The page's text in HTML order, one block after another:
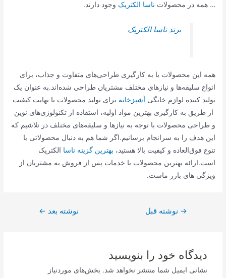
… همه در محصولاتناسا الکتریک وجود دارند.
برند ناسا الکتریک
همه این محصولات با به کارگیری طراحی‌های متفاوت و جذاب، برای
انواع سلیقه‌ها و نیازهای مختلف مشتریان طراحی شده‌اند.به عنوان یک
تولید کننده لوازم خانگیآشپزخانهبرای تولید محصولات با نهایت کیفیت
از طریق به کارگیری بهترین مواد اولیه، استفاده از تکنولوژی‌های نوین
و طراحی محصولات با توجه به نیازها و سلیقه‌های مختلف در تلاشیم که
این هدف را به سرانجام برسانیم.اگر شما هم به دنبال محصولاتی با
تنوع فوق‌العاده و کیفیت بالا هستید،بهترین گزینه ناساالکتریک
است.ارائه بهترین محصولات با خدمات پس از فروش به مشتریان از
ویژگی های بارز ماست.
نوشته قبل نوشته بعد←
دیدگاه‌ خود را بنویسید
نشانی ایمیل شما منتشر نخواهد شد. بخش‌های موردنیاز